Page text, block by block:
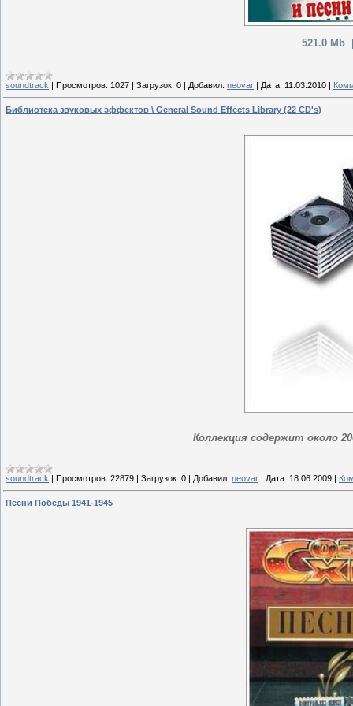
521.0 Mb
soundtrack | Просмотров: 1027 | Загрузок: 0 | Добавил: neovar | Дата: 11.03.2010 |
Библиотека звуковых эффектов \ General Sound Effects Library (22 CD's)
Коллекция содержит около
soundtrack Просмотров: 22879 Загрузок: 0 Добавил: neovar Дата: 18.06.2009
Песни Победы 1941-1945